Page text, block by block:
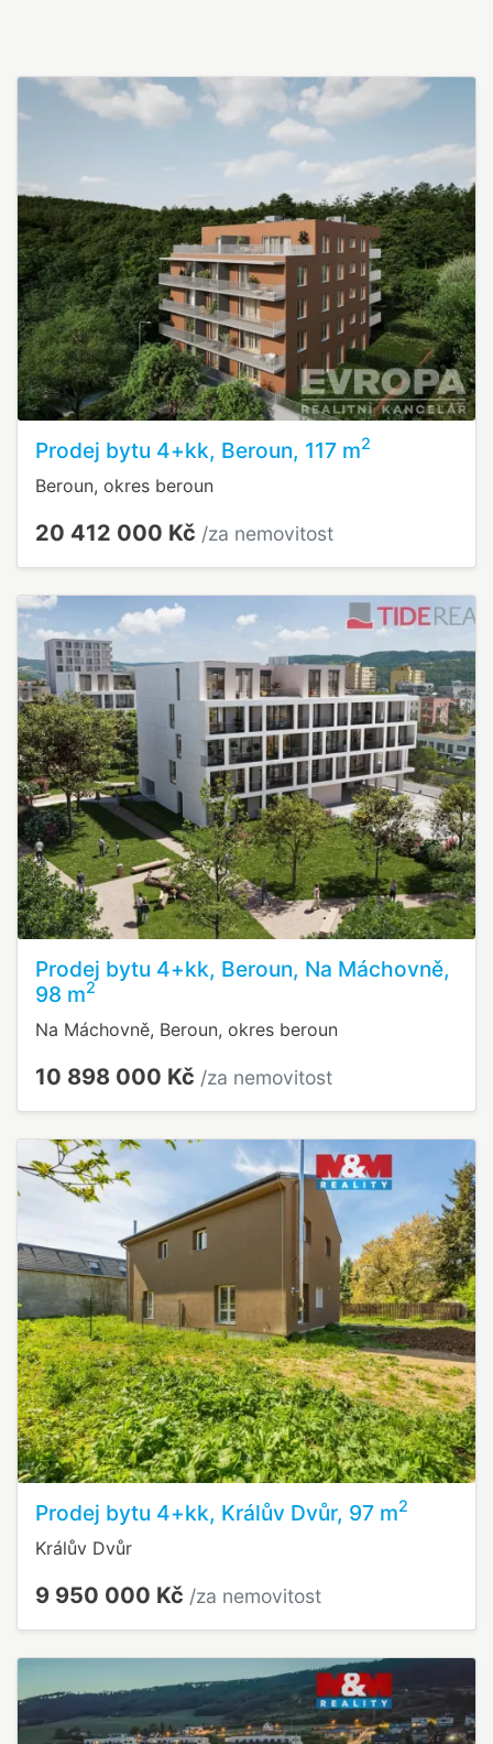
Prodej bytu 4+kk, Beroun, 117 m2
Beroun, okres beroun
20 412 000 Kč /za nemovitost
Prodej bytu 4+kk, Beroun, Na Máchovně,
98 m2
Na Máchovně, Beroun, okres beroun
10 898 000 Kč /za nemovitost
Prodej bytu 4+kk, Králův Dvůr, 97 m2
Králův Dvůr
9 950 000 Kč /za nemovitost